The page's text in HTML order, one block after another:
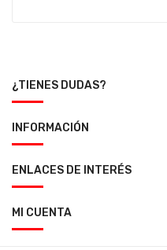
¿TIENES DUDAS?
INFORMACIÓN
ENLACES DE INTERÉS
MI CUENTA